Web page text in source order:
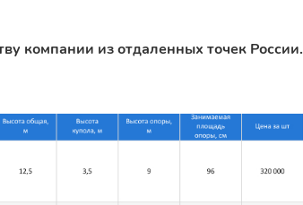
компании из отдаленных точек России.